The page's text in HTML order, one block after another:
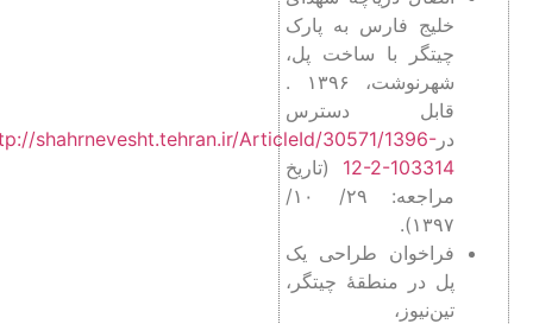
خلیج فارس به پارک
چیتگر با ساخت پل،
شهرنوشت، ۱۳۹۶ .
قابل دسترس
http://shahrnevesht.tehran.ir/ArticleId/30571/1396-
12-2-103314(تاریخ
مراجعه: ۲۹/ ۱۰/
۱۳۹۷).
فراخوان طراحی یک
پل در منطقۀ چیتگر،
تین‌نیوز،